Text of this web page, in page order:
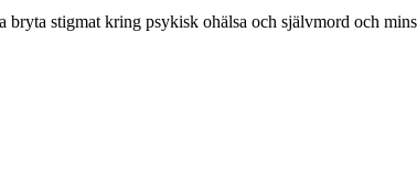
stigmat kring psykisk ohälsa och självmord och